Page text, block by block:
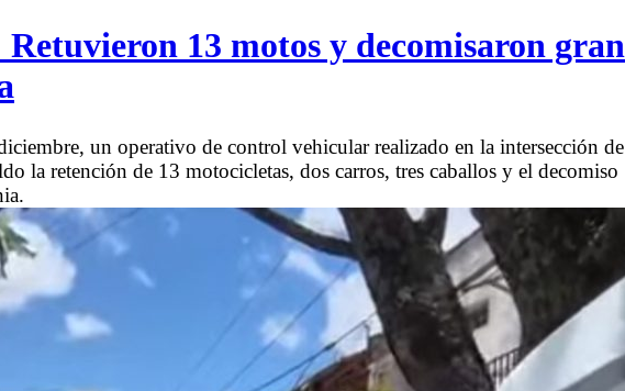
13 motos y decomisaron gran
un operativo de control vehicular realizado en la intersección de
la retención de 13 motocicletas, dos carros, tres caballos y el decomiso